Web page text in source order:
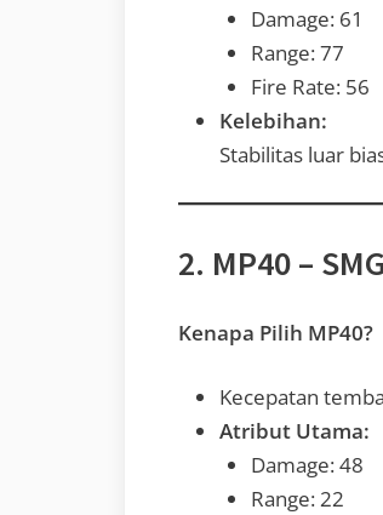
Damage: 61
Range: 77
Fire Rate: 56
Kelebihan:
Stabilitas luar
2. MP40 –
Kenapa Pilih MP40?
Kecepatan
Atribut Utama:
Damage: 48
Range: 22